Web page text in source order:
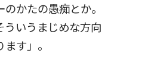
かたの愚痴とか。
ういうまじめな方向
す」。